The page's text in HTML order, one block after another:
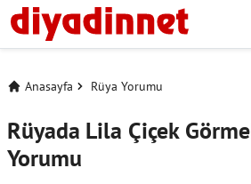
Anasayfa Rüya Yorumu
Rüyada Lila Çiçek
Yorumu